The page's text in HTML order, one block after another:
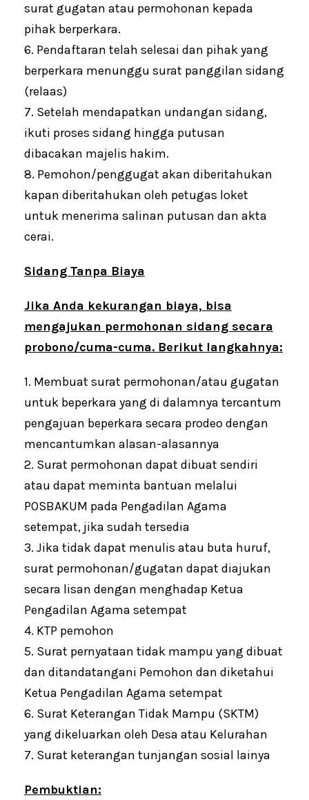
surat gugatan atau permohonan kepada
pihak berperkara.
6. Pendaftaran telah selesai dan pihak yang
berperkara menunggu surat panggilan sidang
(relaas)
7. Setelah mendapatkan undangan sidang,
ikuti proses sidang hingga putusan
dibacakan majelis hakim.
8. Pemohon/penggugat akan diberitahukan
kapan diberitahukan oleh petugas loket
untuk menerima salinan putusan dan akta
cerai.
Sidang Tanpa Biaya
Jika Anda kekurangan biaya, bisa
mengajukan permohonan sidang secara
probono/cuma-cuma. Berikut langkahnya:
1. Membuat surat permohonan/atau gugatan
untuk beperkara yang di dalamnya tercantum
pengajuan beperkara secara prodeo dengan
mencantumkan alasan-alasannya
2. Surat permohonan dapat dibuat sendiri
atau dapat meminta bantuan melalui
POSBAKUM pada Pengadilan Agama
setempat, jika sudah tersedia
3. Jika tidak dapat menulis atau buta huruf,
surat permohonan/gugatan dapat diajukan
secara lisan dengan menghadap Ketua
Pengadilan Agama setempat
4. KTP pemohon
5. Surat pernyataan tidak mampu yang dibuat
dan ditandatangani Pemohon dan diketahui
Ketua Pengadilan Agama setempat
6. Surat Keterangan Tidak Mampu (SKTM)
yang dikeluarkan oleh Desa atau Kelurahan
7. Surat keterangan tunjangan sosial lainya
Pembuktian: